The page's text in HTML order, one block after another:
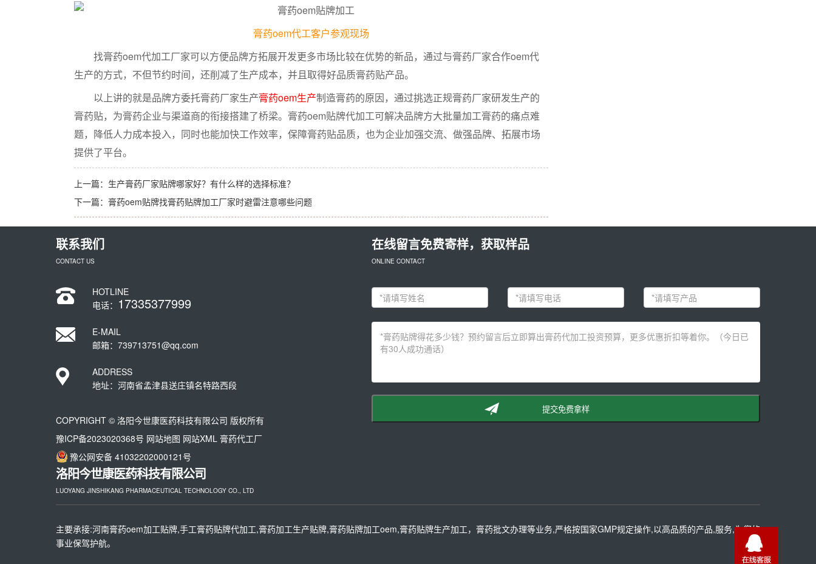
膏药oem代工客户参观现场
找膏药oem代加工厂家可以方便品牌方拓展开发更多市场比较在优势的新品，通过与膏药厂家合作oem代
生产的方式，不但节约时间，还削减了生产成本，并且取得好品质膏药贴产品。
以上讲的就是品牌方委托膏药厂家生产膏药oem生产制造膏药的原因，通过挑选正规膏药厂家研发生产的
膏药贴，为膏药企业与渠道商的衔接搭建了桥梁。膏药oem贴牌代加工可解决品牌方大批量加工膏药的痛点难
题，降低人力成本投入，同时也能加快工作效率，保障膏药贴品质，也为企业加强交流、做强品牌、拓展市场
提供了平台。
上一篇： 生产膏药厂家贴牌哪家好？有什么样的选择标准？
下一篇： 膏药oem贴牌找膏药贴牌加工厂家时避雷注意哪些问题
联系我们
CONTACT US
HOTLINE
电话： 17335377999
E-MAIL
邮箱：739713751@qq.com
ADDRESS
地址：河南省孟津县送庄镇名特路西段
COPYRIGHT © 洛阳今世康医药科技有限公司 版权所有
豫ICP备2023020368号 网站地图 网站XML 膏药代工厂
豫公网安备 41032202000121号
在线留言免费寄样，获取样品
ONLINE CONTACT
提交免费拿样
洛阳今世康医药科技有限公司
LUOYANG JINSHIKANG PHARMACEUTICAL TECHNOLOGY CO., LTD
主要承接:河南膏药oem加工贴牌,手工膏药贴牌代加工,膏药加工生产贴牌,膏药贴牌加工oem,膏药贴牌生产加工，膏药批文办理等业务,严格按国家GMP规定操作,以高品质的产品,服务,为您的
事业保驾护航。